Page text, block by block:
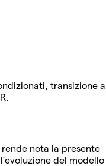
transizione
rende nota la presente
del